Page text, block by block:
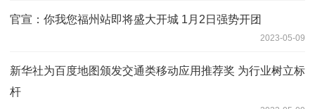
官宣：你我您福州站即将盛大开城 1月2日强势开团
2023-05-09
新华社为百度地图颁发交通类移动应用推荐奖 为行业树立标
杆